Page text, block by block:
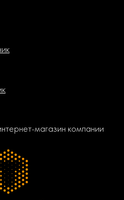
магазин компании